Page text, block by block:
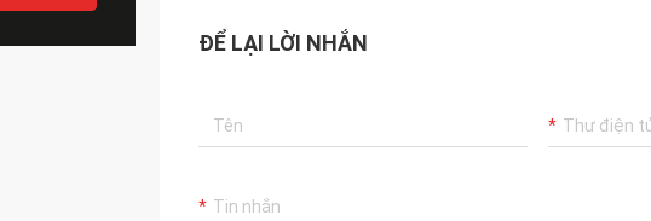
ĐỂ LẠI LỜI NHẮN